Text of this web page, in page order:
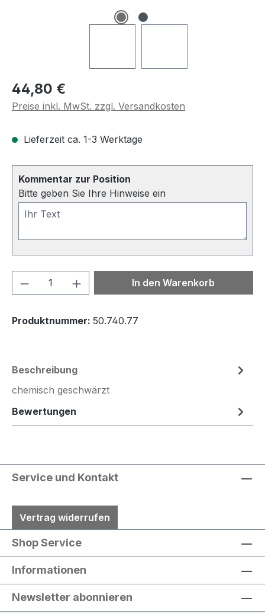
Regulärer Preis:
44,80 €
Preise inkl. MwSt. zzgl. Versandkosten
Lieferzeit ca. 1-3 Werktage
Kommentar zur Position
Bitte geben Sie Ihre Hinweise ein
Produkt Anzahl: Gib denIn den Warenkorb
Produktnummer: 50.740.77
Beschreibung
chemisch geschwärzt
Bewertungen
Service und Kontakt
Vertrag widerrufen
Shop Service
Informationen
Newsletter abonnieren